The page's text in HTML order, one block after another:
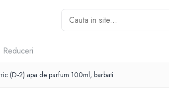
Reduceri
(D-2) apa de parfum 100ml, barbati